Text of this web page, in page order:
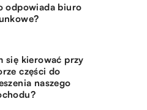
odpowiada biuro
się kierować przy
części do
naszego